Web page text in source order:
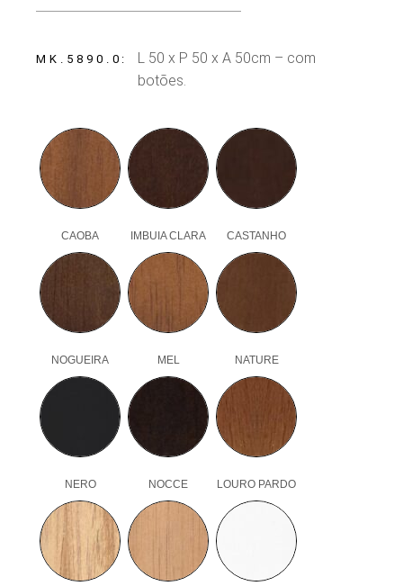
MK.5890.0
L 50 x P 50 x A 50cm – com
botões.
CAOBA IMBUIA CLARA CASTANHO
NOGUEIRA MEL NATURE
NERO NOCCE LOURO PARDO